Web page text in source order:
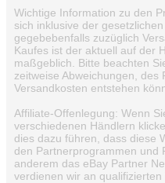
Wichtige Information zu den
sich inklusive der
gegebebenfalls zuzüglich
Kaufes ist der aktuell auf der
maßgeblich. Bitte beachten
zeitweise Abweichungen,
Versandkosten entstehen
Affiliate-Offenlegung: Wenn
verschiedenen Händlern
dies dazu führen, dass diese
den Partnerprogrammen und
anderem das eBay Partner
verdienen wir an qualifizierten